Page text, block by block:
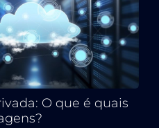
O que é quais